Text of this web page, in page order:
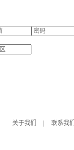
关于我们
联系我们